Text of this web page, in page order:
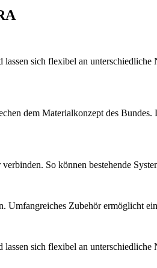
sich flexibel an
dem Materialkonzept des
So können bestehende
Zubehör ermöglicht
sich flexibel an